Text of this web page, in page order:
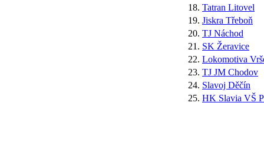
18. Tatran Litovel
19. Jiskra Třeboň
20. TJ Náchod
21. SK Žeravice
22. Lokomotiva
23. TJ JM Chodov
24. Slavoj Děčín
25. HK Slavia VŠ